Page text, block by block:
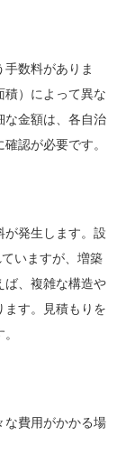
数料がありま
積）によって異な
な金額は、各自治
認が必要です。
が発生します。設
いますが、増築
ば、複雑な構造や
ます。見積もりを
な費用がかかる場